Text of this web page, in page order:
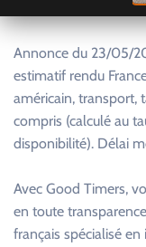
Annonce du 23/05/
estimatif rendu
américain, transport,
compris (calculé au
disponibilité). Délai
Avec Good Timers,
en toute
français spécialisé